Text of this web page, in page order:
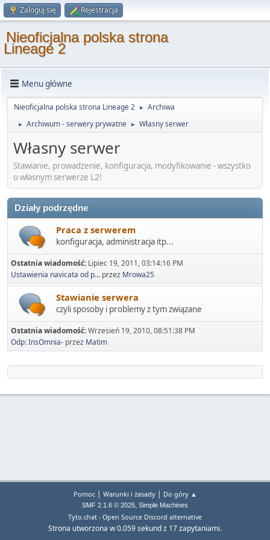
Zaloguj się Rejestracja
Nieoficjalna polska strona
Lineage 2
Menu główne
Nieoficjalna polska strona Lineage 2 ► Archiwa
► Archiwum - serwery prywatne ► Własny serwer
Własny serwer
Stawianie, prowadzenie, konfiguracja, modyfikowanie - wszystko
o własnym serwerze L2!
Działy podrzędne
Praca z serwerem
konfiguracja, administracja itp...
Ostatnia wiadomość: Lipiec 19, 2011, 03:14:16 PM
Ustawienia navicata od p... przez Mrowa25
Stawianie serwera
czyli sposoby i problemy z tym związane
Ostatnia wiadomość:Wrzesień 19, 2010, 08:51:38 PM
Odp: InsOmnia- przez Matim
Pomoc| Warunki i zasady| Do góry ▲
SMF 2.1.6 © 2025, Simple Machines
Tyto.chat - Open Source Discord alternative
Strona utworzona w 0.059 sekund z 17 zapytaniami.